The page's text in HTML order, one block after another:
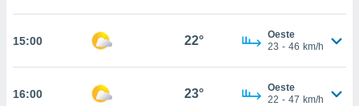
Pode
15:00 22°
Oeste
23 - 46 km/h
16:00 23°
Oeste
22 - 47 km/h